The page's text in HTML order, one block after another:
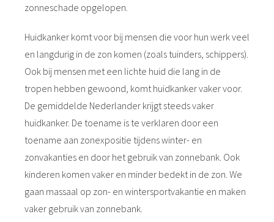
zonneschade opgelopen.
Huidkanker komt voor bij mensen die voor hun werk veel
en langdurig in de zon komen (zoals tuinders, schippers).
Ook bij mensen met een lichte huid die lang in de
tropen hebben gewoond, komt huidkanker vaker voor.
De gemiddelde Nederlander krijgt steeds vaker
huidkanker. De toename is te verklaren door een
toename aan zonexpositie tijdens winter- en
zonvakanties en door het gebruik van zonnebank. Ook
kinderen komen vaker en minder bedekt in de zon. We
gaan massaal op zon- en wintersportvakantie en maken
vaker gebruik van zonnebank.